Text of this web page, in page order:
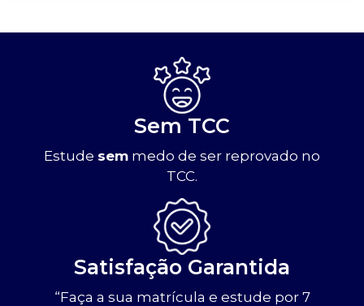
Sem TCC
Estude sem medo de ser reprovado no
TCC.
Satisfação Garantida
“Faça a sua matrícula e estude por 7